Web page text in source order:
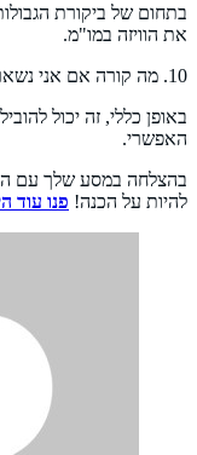
בתחום של ביקורת
את הוויזה במו"מ.
10. מה קורה אם אני נשאר כאן בלי אישור?
באופן כללי, זה יכול
האפשרי.
בהצלחה במסע שלך עם
להיות על הכנה! פנו עוד